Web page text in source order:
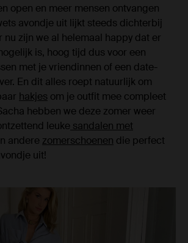
open en meer mensen ontvangen
avondje uit lijkt steeds dichterbij
nu zijn we al helemaal happy dat er
is, hoog tijd dus voor een
met je vriendinnen of een date-
En dit alles roept natuurlijk om
hakjes om je outfit mee compleet
hebben we deze zomer weer
leuke sandalen met
andere zomerschoenen die perfect
uit!